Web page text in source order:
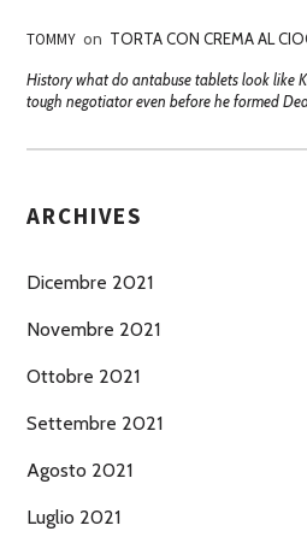
TOMMY on TORTA CON CREMA AL
History what do antabuse tablets look like
tough negotiator even before he formed
ARCHIVES
Dicembre 2021
Novembre 2021
Ottobre 2021
Settembre 2021
Agosto 2021
Luglio 2021